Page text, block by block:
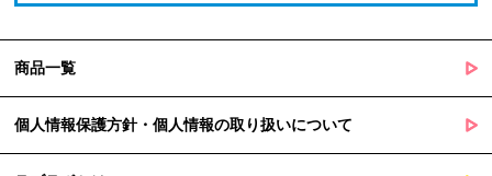
商品一覧
個人情報保護方針・個人情報の取り扱いについて